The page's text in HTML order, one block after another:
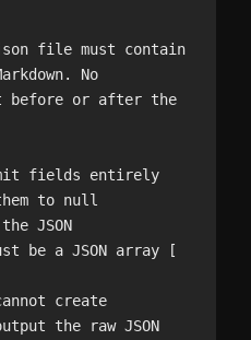
file must contain
No
before or after the
fields entirely
to null
JSON
be a JSON array [
create
the raw JSON